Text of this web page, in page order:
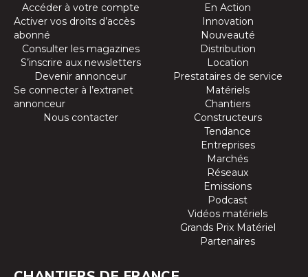
Accéder à votre compte
Activer vos droits d’accès
abonné
Consulter les magazines
S’inscrire aux newsletters
Devenir annonceur
Se connecter à l’extranet
annonceur
Nous contacter
En Action
Innovation
Nouveauté
Distribution
Location
Prestataires de service
Matériels
Chantiers
Constructeurs
Tendance
Entreprises
Marchés
Réseaux
Emissions
Podcast
Vidéos matériels
Grands Prix Matériel
Partenaires